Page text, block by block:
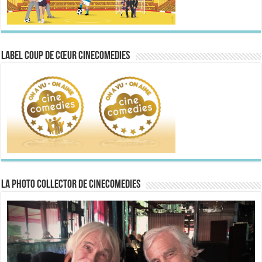
Label Coup de Cœur CineComedies
La Photo collector de CineComedies